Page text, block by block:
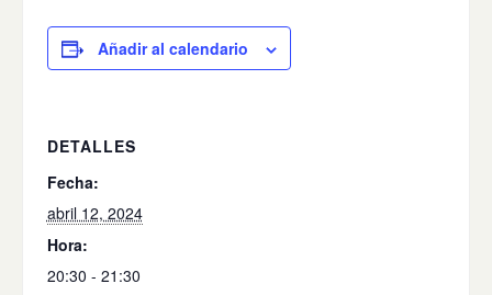
Añadir al calendario
DETALLES
Fecha:
abril 12, 2024
Hora:
20:30 - 21:30